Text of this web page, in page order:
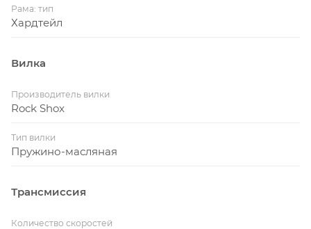
Рама: тип
Хардтейл
Вилка
Производитель вилки
Rock Shox
Тип вилки
Пружино-масляная
Трансмиссия
Количество скоростей